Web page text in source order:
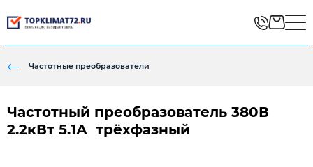
Частотные преобразователи
Частотный преобразователь 380В
2.2кВт 5.1А трёхфазный